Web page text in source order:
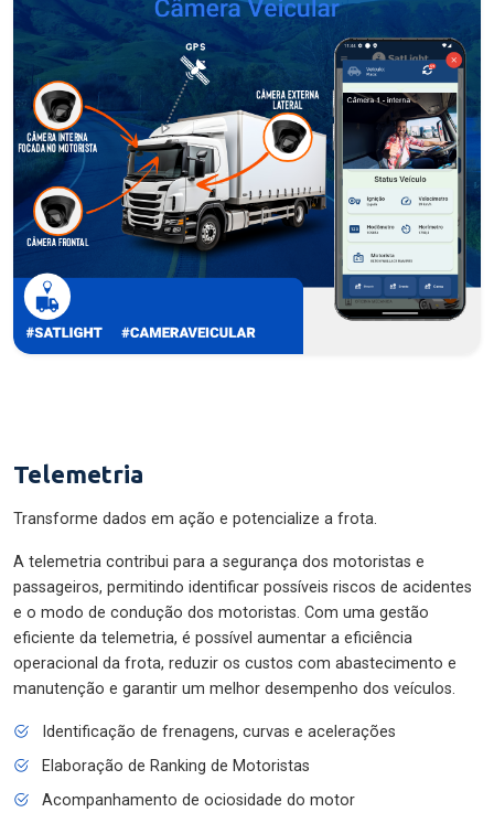
Telemetria
Transforme dados em ação e potencialize a frota.
A telemetria contribui para a segurança dos motoristas e
passageiros, permitindo identificar possíveis riscos de acidentes
e o modo de condução dos motoristas. Com uma gestão
eficiente da telemetria, é possível aumentar a eficiência
operacional da frota, reduzir os custos com abastecimento e
manutenção e garantir um melhor desempenho dos veículos.
Identificação de frenagens, curvas e acelerações
Elaboração de Ranking de Motoristas
Acompanhamento de ociosidade do motor